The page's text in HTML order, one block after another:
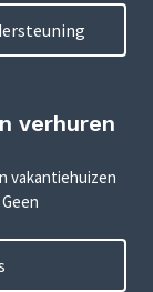
verhuren
vakantiehuizen